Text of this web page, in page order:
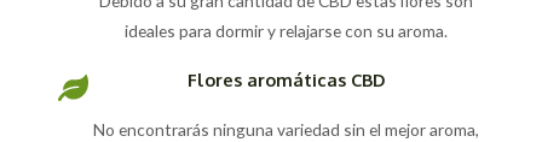
ideales para dormir y relajarse con su aroma.
Flores aromáticas CBD
No encontrarás ninguna variedad sin el mejor aroma,